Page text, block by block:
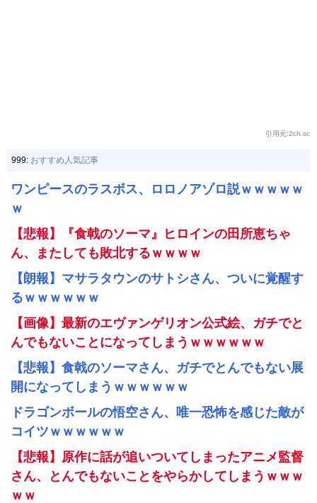
引用元:2ch.sc
999: おすすめ人気記事
ワンピースのラスボス、ロロノアゾロ説ｗｗｗｗｗ
ｗ
【悲報】『食戟のソーマ』ヒロインの田所恵ちゃ
ん、またしても敗北するｗｗｗｗ
【朗報】マサラタウンのサトシさん、ついに覚醒す
るｗｗｗｗｗｗ
【画像】最新のエヴァンゲリオン公式絵、ガチでと
んでもないことになってしまうｗｗｗｗｗｗ
【悲報】食戟のソーマさん、ガチでとんでもない展
開になってしまうｗｗｗｗｗｗ
ドラゴンボールの悟空さん、唯一恐怖を感じた敵が
コイツｗｗｗｗｗｗ
【悲報】原作に話が追いついてしまったアニメ監督
さん、とんでもないことをやらかしてしまうｗｗｗ
ｗｗ